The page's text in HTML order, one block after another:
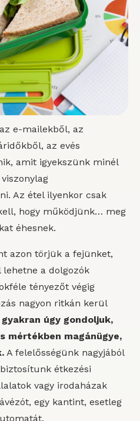
e-mailekből, az
az evés
amit igyekszünk minél
Az étel ilyenkor csak
hogy működjünk… meg
éhesnek.
azon törjük a fejünket,
lehetne a dolgozók
tényezőt végig
nagyon ritkán kerül
úgy gondoljuk,
mértékben magánügye,
A felelősségünk nagyjából
étkezési
vagy irodaházak
egy kantint, esetleg